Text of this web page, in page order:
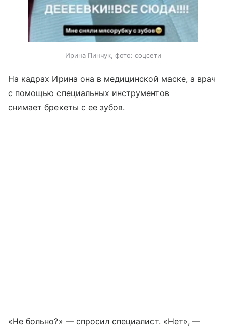
Ирина Пинчук, фото: соцсети
На кадрах Ирина она в медицинской маске, а врач
с помощью специальных инструментов
снимает брекеты с ее зубов.
«Не больно?» — спросил специалист. «Нет», —